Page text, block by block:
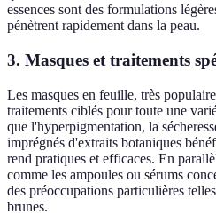
essences sont des formulations
pénètrent rapidement dans la peau.
3. Masques et traitements
Les masques en feuille, très
traitements ciblés pour toute une
que l'hyperpigmentation, la
imprégnés d'extraits botaniques
rend pratiques et efficaces. En
comme les ampoules ou sérums
des préoccupations particulières
brunes.